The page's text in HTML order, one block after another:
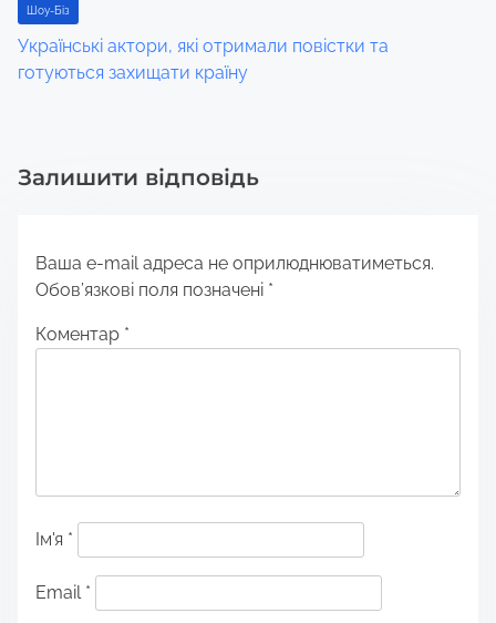
Шоу-Біз
Українські актори, які отримали повістки та
готуються захищати країну
Залишити відповідь
Ваша e-mail адреса не оприлюднюватиметься.
Обов’язкові поля позначені *
Коментар *
Ім'я *
Email *